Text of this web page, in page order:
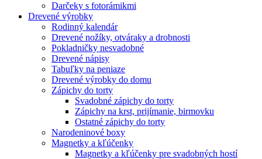
Darčeky s fotorámikmi
Drevené výrobky
Rodinný kalendár
Drevené nožíky, otváraky a drobnosti
Pokladničky nesvadobné
Drevené nápisy
Tabuľky na peniaze
Drevené výrobky do domu
Zápichy do torty
Svadobné zápichy do torty
Zápichy na krst, prijímanie, birmovku
Ostatné zápichy do torty
Narodeninové boxy
Magnetky a kľúčenky
Magnetky a kľúčenky pre svadobných hostí